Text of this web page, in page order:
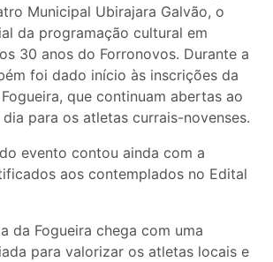
Municipal Ubirajara Galvão, o
da programação cultural em
30 anos do Forronovos. Durante a
foi dado início às inscrições da
que continuam abertas ao
para os atletas currais-novenses.
evento contou ainda com a
aos contemplados no Edital
da Fogueira chega com uma
para valorizar os atletas locais e